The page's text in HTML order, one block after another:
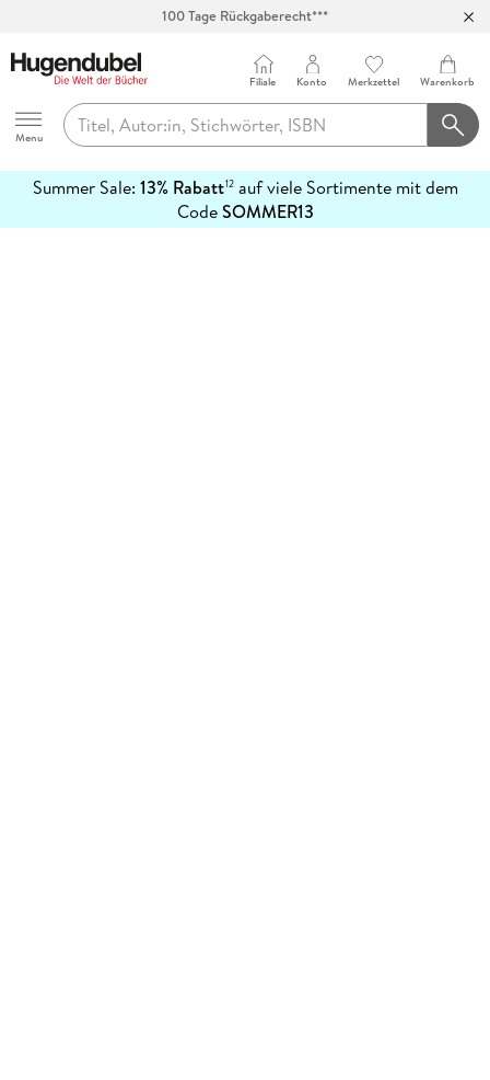
100 Tage Rückgaberecht***
Hugendubel
Menu
Filiale Konto Merkzettel Warenkorb
Summer Sale: 13% Rabatt12auf viele Sortimente mit dem
CodeSOMMER13
erfahren